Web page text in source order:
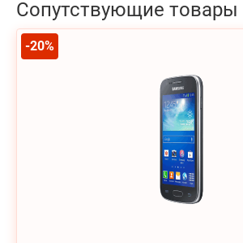
Сопутствующие товары
-20%